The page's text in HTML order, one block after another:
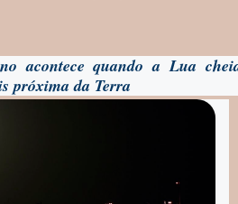
acontece quando a Lua
próxima da Terra